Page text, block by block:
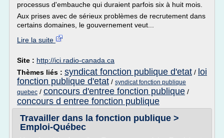
processus d'embauche qui duraient parfois six à huit mois.
Aux prises avec de sérieux problèmes de recrutement dans
certains domaines, le gouvernement veut...
Lire la suite
Site : http://ici.radio-canada.ca
Thèmes liés : syndicat fonction publique d'etat / loi
fonction publique d'etat / syndicat fonction publique
quebec / concours d'entree fonction publique /
concours d entree fonction publique
Travailler dans la fonction publique >
Emploi-Québec